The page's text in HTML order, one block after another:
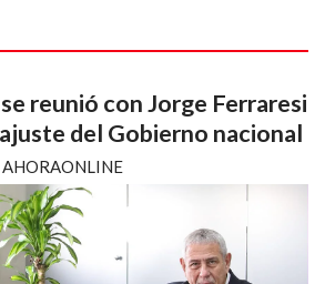
reunió con Jorge Ferraresi
del Gobierno nacional
AHORAONLINE